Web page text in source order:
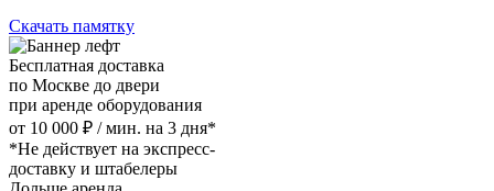
Скачать памятку
Бесплатная доставка
по Москве до двери
при аренде оборудования
от 10 000 ₽ / мин. на 3 дня*
*Не действует на экспресс-
доставку и штабелеры